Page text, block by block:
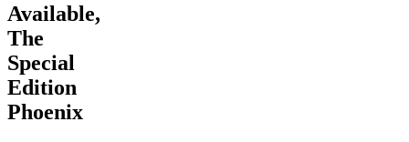
Available,
The
Special
Edition
Phoenix